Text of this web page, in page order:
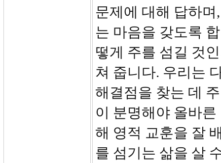
문제에 대해 답하
는 마음을 갖도록
떻게 주를 섬길 것
쳐 줍니다. 우리는
해결점을 찾는 데
이 분명해야 올바
해 영적 교훈을 잘
를 섬기는 삶을 살